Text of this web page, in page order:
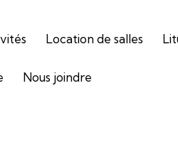
Location de salles
Nous joindre